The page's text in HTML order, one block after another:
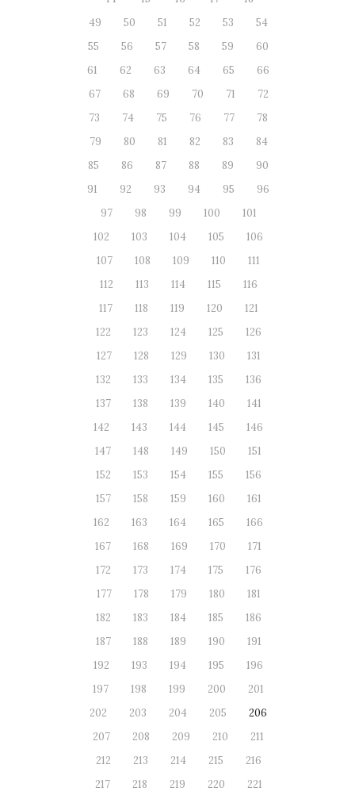
49
50 51 52 53
54
55
56 57 58 59
60
61
62 63 64 65
66
67
68 69 70 71
72
73
74 75 76 77
78
79
80 81 82 83
84
85
86 87 88 89
90
91
92 93 94 95
96
97
98 99 100
101
102
103 104 105
106
107
108 109 110
111
112
113 114 115
116
117
118 119 120
121
122
123 124 125
126
127
128 129 130
131
132
133 134 135
136
137
138 139 140
141
142
143 144 145
146
147
148 149 150
151
152
153 154 155
156
157
158 159 160
161
162
163 164 165
166
167
168 169 170
171
172
173 174 175
176
177
178 179 180
181
182
183 184 185
186
187
188 189 190
191
192
193 194 195
196
197
198 199 200
201
202
203 204 205
206
207
208 209 210
211
212
213 214 215
216
217
218 219 220
221